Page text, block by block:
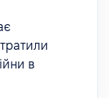
в